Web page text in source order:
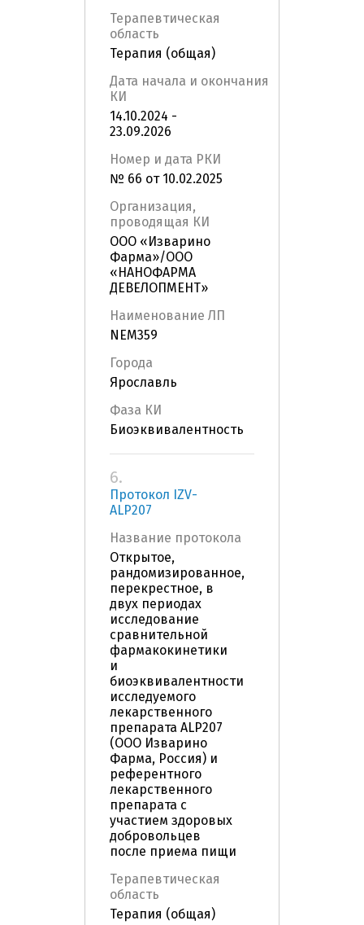
Терапевтическая
область
Терапия (общая)
Дата начала и окончания
КИ
14.10.2024 -
23.09.2026
Номер и дата РКИ
№ 66 от 10.02.2025
Организация,
проводящая КИ
ООО «Изварино
Фарма»/ООО
«НАНОФАРМА
ДЕВЕЛОПМЕНТ»
Наименование ЛП
NEM359
Города
Ярославль
Фаза КИ
Биоэквивалентность
6.
Протокол IZV-
ALP207
Название протокола
Открытое,
рандомизированное,
перекрестное, в
двух периодах
исследование
сравнительной
фармакокинетики
и
биоэквивалентности
исследуемого
лекарственного
препарата ALP207
(ООО Изварино
Фарма, Россия) и
референтного
лекарственного
препарата с
участием здоровых
добровольцев
после приема пищи
Терапевтическая
область
Терапия (общая)